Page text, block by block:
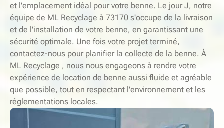
et l'emplacement idéal pour votre benne. Le jour J, notre
équipe de ML Recyclage à 73170 s'occupe de la livraison
et de l'installation de votre benne, en garantissant une
sécurité optimale. Une fois votre projet terminé,
contactez-nous pour planifier la collecte de la benne. À
ML Recyclage , nous nous engageons à rendre votre
expérience de location de benne aussi fluide et agréable
que possible, tout en respectant l'environnement et les
réglementations locales.